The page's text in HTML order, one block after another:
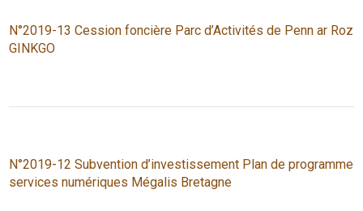
N°2019-13 Cession foncière Parc d’Activités de Penn ar Roz
GINKGO
N°2019-12 Subvention d’investissement Plan de programme
services numériques Mégalis Bretagne